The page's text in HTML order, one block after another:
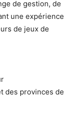
de gestion, de
une expérience
de jeux de
des provinces de